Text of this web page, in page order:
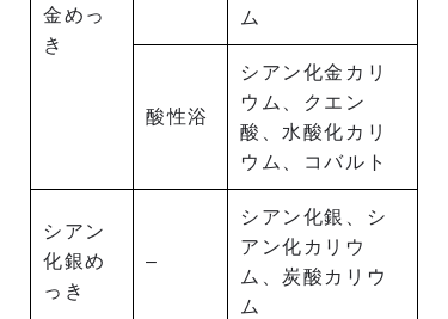
金めっ
き
ム
酸性浴
シアン化金カリ
ウム、クエン
酸、水酸化カリ
ウム、コバルト
シアン
化銀め
っき
–
シアン化銀、シ
アン化カリウ
ム、炭酸カリウ
ム